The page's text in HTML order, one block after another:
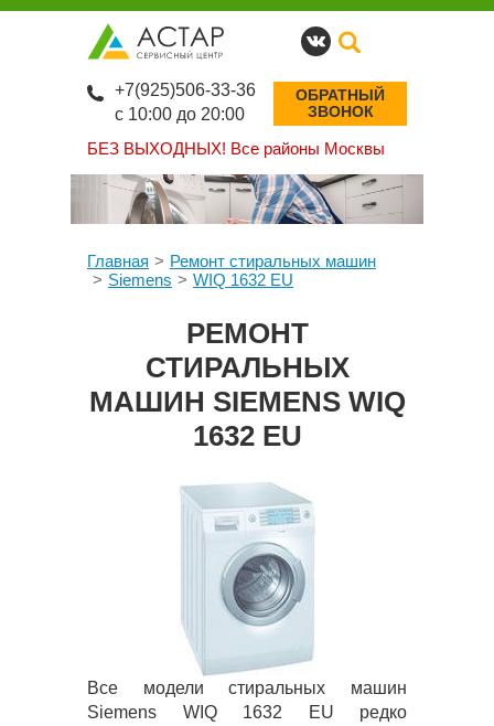
БЕЗ ВЫХОДНЫХ! Все районы Москвы
+7(925)506-33-36
с 10:00 до 20:00
ОБРАТНЫЙ
ЗВОНОК
Главная
Ремонт стиральных машин
Siemens
WIQ 1632 EU
РЕМОНТ
СТИРАЛЬНЫХ
МАШИН SIEMENS WIQ
1632 EU
Все модели стиральных машин
Siemens WIQ 1632 EU редко